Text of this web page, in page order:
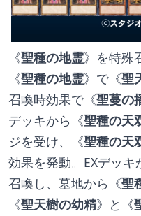
《聖種の地霊》を特殊
《聖種の地霊》で《聖
召喚時効果で《聖蔓の
デッキから《聖種の天
ジを受け、《聖種の天
効果を発動。EXデッキ
召喚し、墓地から《聖
《聖天樹の幼精》と《